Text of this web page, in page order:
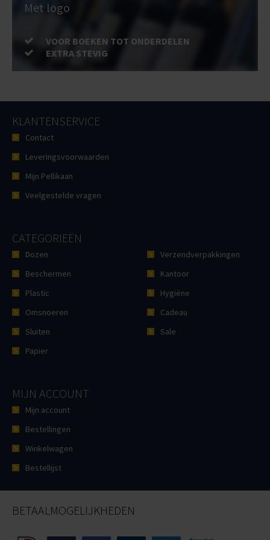
Met logo
VOOR BOEKEN TOT ONDERDELEN
EXTRA STEVIG
KLANTENSERVICE
Contact
Leveringsvoorwaarden
Mijn Pellikaan
Veelgestelde vragen
CATEGORIEËN
Dozen
Beschermen
Plastic
Omsnoeren
Sluiten
Papier
Verzendverpakkingen
Kantoor
Hygiëne
Cadeau
Sale
MIJN ACCOUNT
Mijn account
Bestellingen
Winkelwagen
Bestellijst
BETAALMOGELIJKHEDEN